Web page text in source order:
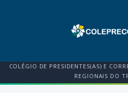
COLÉGIO DE PRESIDENTES(AS) E
REGIONAIS DO